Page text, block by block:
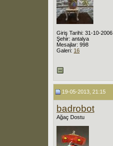
Giriş Tarihi: 31-10-2006
Şehir: antalya
Mesajlar: 998
Galeri: 16
19-05-2013, 21:15
badrobot
Ağaç Dostu